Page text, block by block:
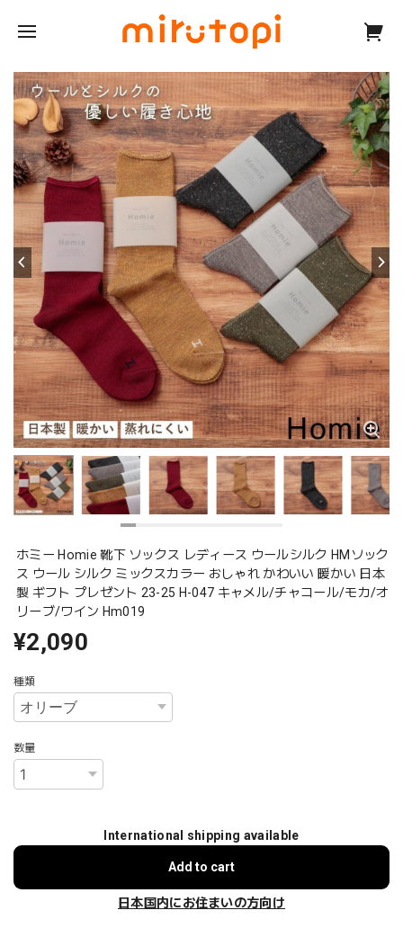
ホミー Homie 靴下 ソックス レディース ウールシルク HMソック
ス ウール シルク ミックスカラー おしゃれ かわいい 暖かい 日本
製 ギフト プレゼント 23-25 H-047 キャメル/チャコール/モカ/オ
リーブ/ワイン Hm019
¥2,090
種類
数量
International shipping available
Add to cart
日本国内にお住まいの方向け